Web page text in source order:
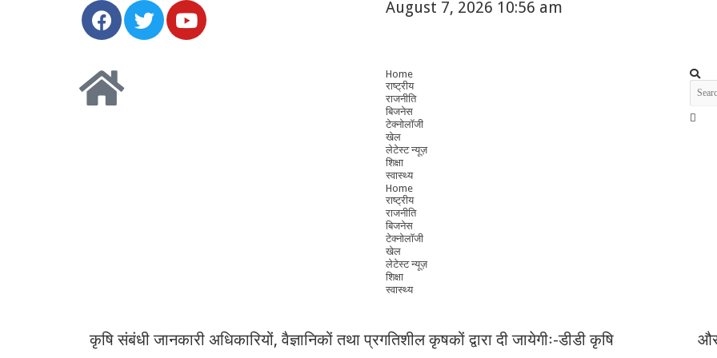
August 7, 2026 10:56 am
Home
राष्ट्रीय
राजनीति
बिजनेस
टेक्नोलॉजी
खेल
लेटेस्ट न्यूज़
शिक्षा
स्वास्थ्य
Home
राष्ट्रीय
राजनीति
बिजनेस
टेक्नोलॉजी
खेल
लेटेस्ट न्यूज़
शिक्षा
स्वास्थ्य
कृषि संबंधी जानकारी अधिकारियों, वैज्ञानिकों तथा प्रगतिशील कृषकों द्वारा दी जायेगीः-डीडी कृषि